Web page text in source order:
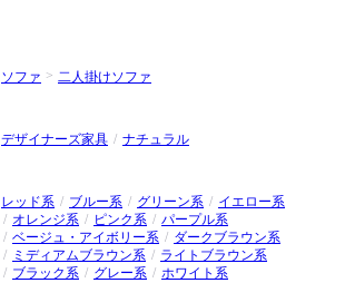
ソファ
二人掛けソファ
デザイナーズ家具
ナチュラル
レッド系
ブルー系 グリーン系
イエロー系
オレンジ系
ピンク系
パープル系
ベージュ・アイボリー系
ダークブラウン系
ミディアムブラウン系
ライトブラウン系
ブラック系
グレー系 ホワイト系